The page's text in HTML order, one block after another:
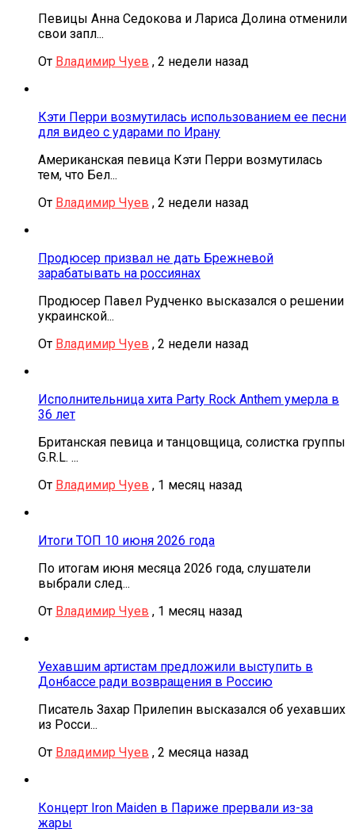
Певицы Анна Седокова и Лариса Долина отменили
свои запл...
От Владимир Чуев , 2 недели назад
Кэти Перри возмутилась использованием ее песни
для видео с ударами по Ирану
Американская певица Кэти Перри возмутилась
тем, что Бел...
От Владимир Чуев , 2 недели назад
Продюсер призвал не дать Брежневой
зарабатывать на россиянах
Продюсер Павел Рудченко высказался о решении
украинской...
От Владимир Чуев , 2 недели назад
Исполнительница хита Party Rock Anthem умерла в
36 лет
Британская певица и танцовщица, солистка группы
G.R.L. ...
От Владимир Чуев , 1 месяц назад
Итоги ТОП 10 июня 2026 года
По итогам июня месяца 2026 года, слушатели
выбрали след...
От Владимир Чуев , 1 месяц назад
Уехавшим артистам предложили выступить в
Донбассе ради возвращения в Россию
Писатель Захар Прилепин высказался об уехавших
из Росси...
От Владимир Чуев , 2 месяца назад
Концерт Iron Maiden в Париже прервали из-за
жары